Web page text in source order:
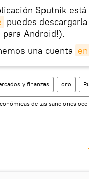
Sputnik
puedes
para Android!).
una cuenta
y finanzas oro
de las sanciones